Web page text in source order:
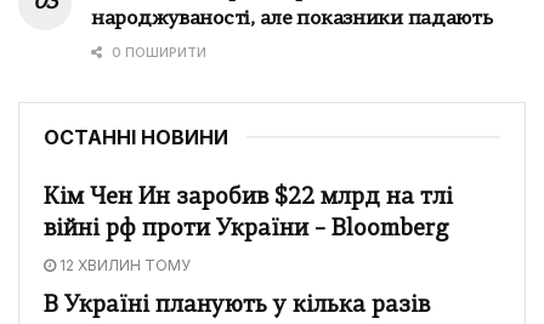
народжуваності, але показники падають
0 ПОШИРИТИ
ОСТАННІ НОВИНИ
Кім Чен Ин заробив $22 млрд на тлі
війні рф проти України – Bloomberg
12 ХВИЛИН ТОМУ
В Україні планують у кілька разів